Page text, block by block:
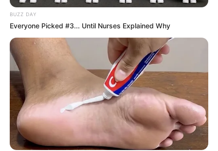
ΤΑΥΤΟΤΗΤΑ ΚΑΙ ΕΠΙΚΟΙΝΩΝΙΑ ΟΡΟΙ ΧΡΗΣΗΣ
© 2025 EVIANEWS του Γιώργου Κουτσελίνη
BUZZ DAY
Everyone Picked #3... Until Nurses Explained Why